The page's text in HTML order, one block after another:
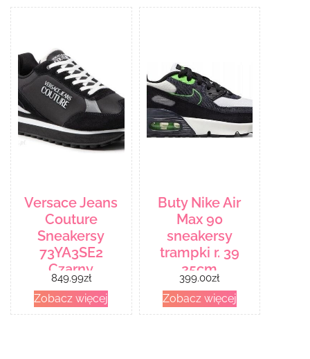
Versace Jeans
Couture
Sneakersy
73YA3SE2
Czarny
849.99zł
Zobacz więcej
Buty Nike Air
Max 90
sneakersy
trampki r. 39
25cm
399.00zł
Zobacz więcej